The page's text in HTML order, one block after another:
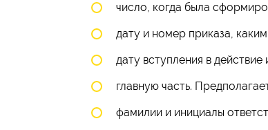
число, когда была
дату и номер приказа,
дату вступления в
главную часть.
фамилии и инициалы